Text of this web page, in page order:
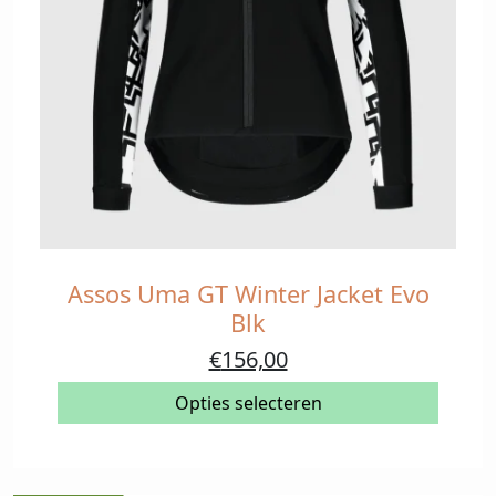
Assos Uma GT Winter Jacket Evo
Blk
Oorspronkelijke
prijs
was:
€156,00Huidige
prijs
is:
Opties selecteren
Dit
Deze